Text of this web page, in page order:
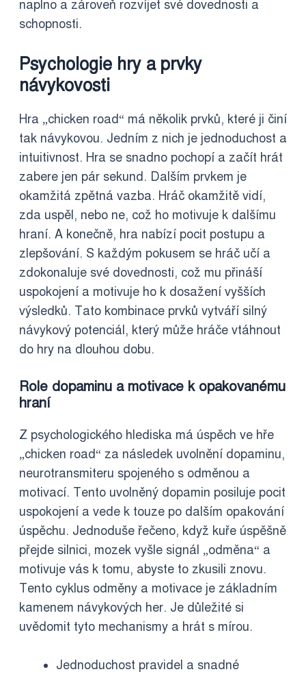
naplno a zároveň rozvíjet své dovednosti a
schopnosti.
Psychologie hry a prvky
návykovosti
Hra „chicken road“ má několik prvků, které ji činí
tak návykovou. Jedním z nich je jednoduchost a
intuitivnost. Hra se snadno pochopí a začít hrát
zabere jen pár sekund. Dalším prvkem je
okamžitá zpětná vazba. Hráč okamžitě vidí,
zda uspěl, nebo ne, což ho motivuje k dalšímu
hraní. A konečně, hra nabízí pocit postupu a
zlepšování. S každým pokusem se hráč učí a
zdokonaluje své dovednosti, což mu přináší
uspokojení a motivuje ho k dosažení vyšších
výsledků. Tato kombinace prvků vytváří silný
návykový potenciál, který může hráče vtáhnout
do hry na dlouhou dobu.
Role dopaminu a motivace k opakovanému
hraní
Z psychologického hlediska má úspěch ve hře
„chicken road“ za následek uvolnění dopaminu,
neurotransmiteru spojeného s odměnou a
motivací. Tento uvolněný dopamin posiluje pocit
uspokojení a vede k touze po dalším opakování
úspěchu. Jednoduše řečeno, když kuře úspěšně
přejde silnici, mozek vyšle signál „odměna“ a
motivuje vás k tomu, abyste to zkusili znovu.
Tento cyklus odměny a motivace je základním
kamenem návykových her. Je důležité si
uvědomit tyto mechanismy a hrát s mírou.
Jednoduchost pravidel a snadné